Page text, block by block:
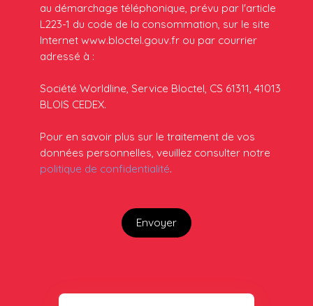
au démarchage téléphonique, prévu par l'article
L223-1 du code de la consommation, sur le site
Internet www.bloctel.gouv.fr ou par courrier
adressé à :
Société Worldline, Service Bloctel, CS 61311, 41013
BLOIS CEDEX.
Pour en savoir plus sur le traitement de vos
données personnelles, veuillez consulter notre
politique de confidentialité.
Envoyer